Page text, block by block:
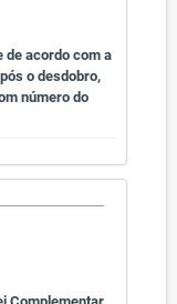
de acordo com a
o desdobro,
número do